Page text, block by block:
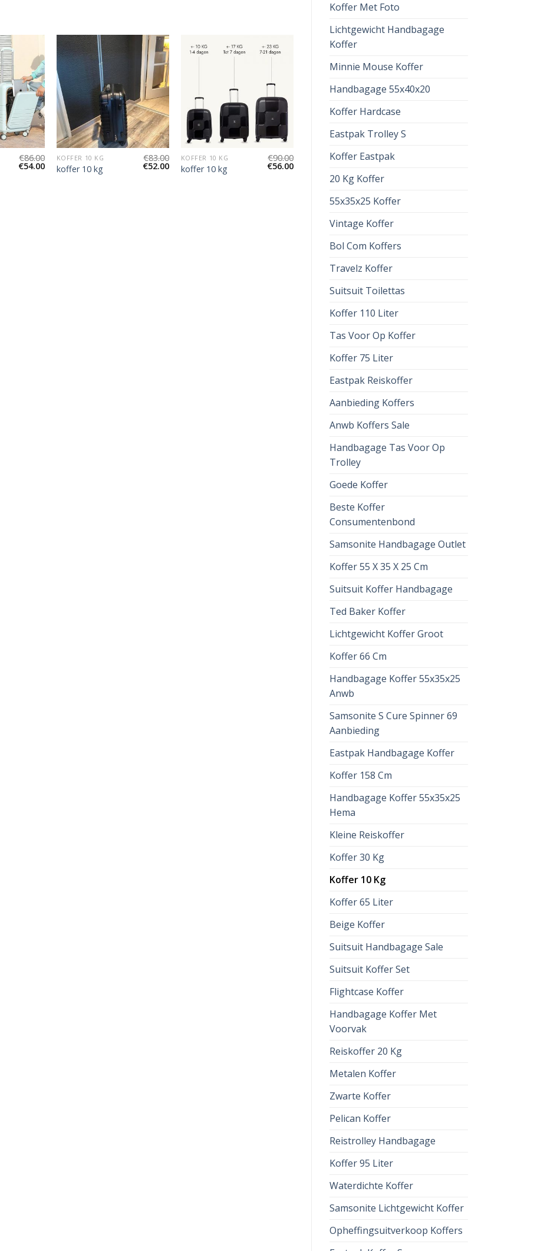
Koffer Met Foto
Lichtgewicht Handbagage
Koffer
Minnie Mouse Koffer
Handbagage 55x40x20
Koffer Hardcase
Eastpak Trolley S
Koffer Eastpak
20 Kg Koffer
55x35x25 Koffer
Vintage Koffer
Bol Com Koffers
Travelz Koffer
Suitsuit Toilettas
Koffer 110 Liter
Tas Voor Op Koffer
Koffer 75 Liter
Eastpak Reiskoffer
Aanbieding Koffers
Anwb Koffers Sale
Handbagage Tas Voor Op
Trolley
Goede Koffer
Beste Koffer
Consumentenbond
Samsonite Handbagage Outlet
Koffer 55 X 35 X 25 Cm
Suitsuit Koffer Handbagage
Ted Baker Koffer
Lichtgewicht Koffer Groot
Koffer 66 Cm
Handbagage Koffer 55x35x25
Anwb
Samsonite S Cure Spinner 69
Aanbieding
Eastpak Handbagage Koffer
Koffer 158 Cm
Handbagage Koffer 55x35x25
Hema
Kleine Reiskoffer
Koffer 30 Kg
Koffer 10 Kg
Koffer 65 Liter
Beige Koffer
Suitsuit Handbagage Sale
Suitsuit Koffer Set
Flightcase Koffer
Handbagage Koffer Met
Voorvak
Reiskoffer 20 Kg
Metalen Koffer
Zwarte Koffer
Pelican Koffer
Reistrolley Handbagage
Koffer 95 Liter
Waterdichte Koffer
Samsonite Lichtgewicht Koffer
Opheffingsuitverkoop Koffers
€86.00
€54.00
KOFFER 10 KG
koffer 10 kg
€83.00
€52.00
KOFFER 10 KG
koffer 10 kg
€90.00
€56.00